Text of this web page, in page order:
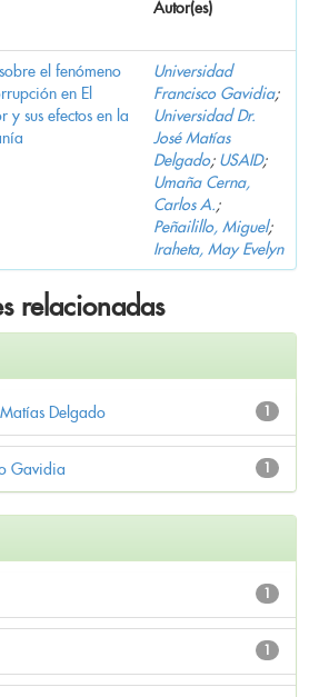
Autor(es)
el fenómeno
en El
y sus efectos en la
Universidad
Francisco Gavidia;
Universidad Dr.
José Matías
Delgado; USAID;
Umaña Cerna,
Carlos A.;
Peñailillo, Miguel;
Iraheta, May Evelyn
relacionadas
1
Delgado
1
Gavidia
1
1